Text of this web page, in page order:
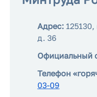
Адрес:
д. 36
Официальный
Телефон
03-09